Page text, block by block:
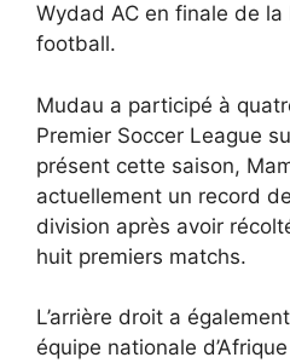
Wydad AC en finale de
football.
Mudau a participé à
Premier Soccer League
présent cette saison,
actuellement un record
division après avoir
huit premiers matchs.
L’arrière droit a
équipe nationale